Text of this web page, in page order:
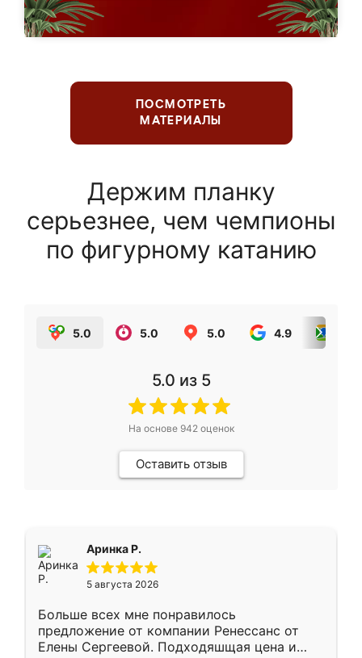
ПОСМОТРЕТЬ
МАТЕРИАЛЫ
Держим планку
серьезнее, чем чемпионы
по фигурному катанию
5.0 5.0 5.0 4.9
5.0 из 5
На основе 942оценок
Оставить отзыв
Аринка Р.
5 августа 2026
Больше всех мне понравилось
предложение от компании Ренессанс от
Елены Сергеевой. Подходяшщая цена и